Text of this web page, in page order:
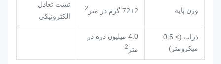
وزن پایه 72+2 گرم در متر 2
تست تعادل
الکترونیکی
ذرات (> 0.5
میکرومتر)
4.0 میلیون ذره در
متر 2